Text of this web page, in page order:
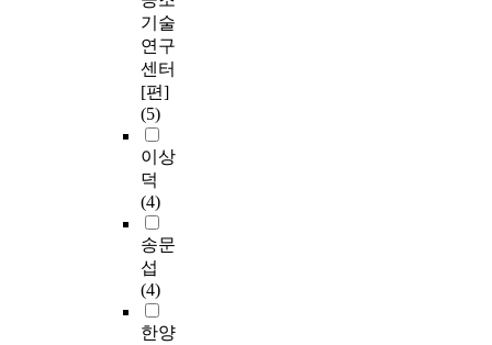
기술
연구
센터
[편]
(5)
이상
덕
(4)
송문
섭
(4)
한양